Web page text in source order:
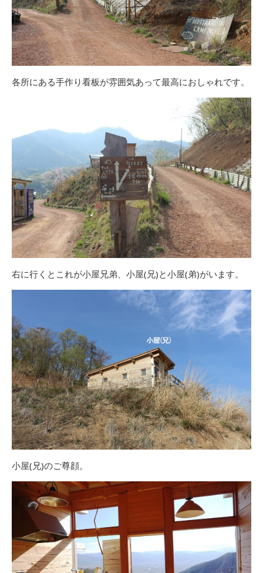
各所にある手作り看板が雰囲気あって最高におしゃれです。
右に行くとこれが小屋兄弟、小屋(兄)と小屋(弟)がいます。
小屋(兄)のご尊顔。